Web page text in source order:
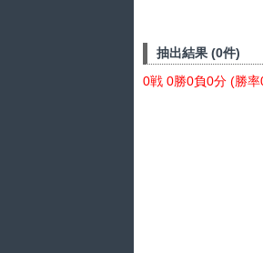
抽出結果 (0件)
0戦 0勝0負0分 (勝率